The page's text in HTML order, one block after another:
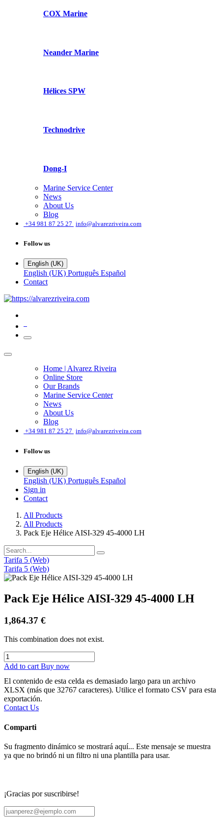
COX Marine
Neander Marine
Hélices SPW
Technodrive
Dong-I
Marine Service Center
News
About Us
Blog
+34 981 87 25 27 info@alvarezriveira.com
Follow us
English (UK)
English (UK) Português Español
Contact
Home | Alvarez Riveira
Online Store
Our Brands
Marine Service Center
News
About Us
Blog
+34 981 87 25 27 info@alvarezriveira.com
Follow us
English (UK)
English (UK) Português Español
Sign in
Contact
All Products
All Products
Pack Eje Hélice AISI-329 45-4000 LH
Tarifa 5 (Web)
Tarifa 5 (Web)
Pack Eje Hélice AISI-329 45-4000 LH
1,864.37 €
This combination does not exist.
Add to cart Buy now
El contenido de esta celda es demasiado largo para un archivo
XLSX (más que 32767 caracteres). Utilice el formato CSV para esta
exportación.
Contact Us
Comparti
Su fragmento dinámico se mostrará aquí... Este mensaje se muestra
ya que no brindó ni un filtro ni una plantilla para usar.
¡Gracias por suscribirse!